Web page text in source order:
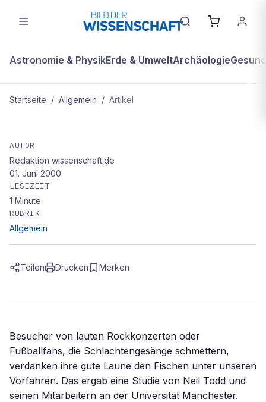
Astronomie & PhysikErde & UmweltArchäologie
Startseite / Allgemein / Artikel
Geerbte Freude
AUTOR
Redaktion wissenschaft.de
01. Juni 2000
LESEZEIT
1 Minute
RUBRIK
Allgemein
Teilen Drucken Merken
Besucher von lauten Rockkonzerten oder
Fußballfans, die Schlachtengesänge schmettern,
verdanken ihre gute Laune den Fischen unter unseren
Vorfahren. Das ergab eine Studie von Neil Todd und
seinen Mitarbeitern an der Universität Manchester.